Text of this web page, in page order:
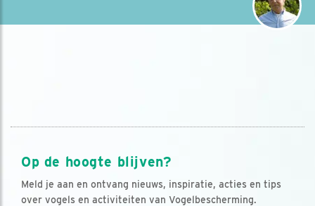
Op de hoogte blijven?
Meld je aan en ontvang nieuws, inspiratie, acties en tips
over vogels en activiteiten van Vogelbescherming.